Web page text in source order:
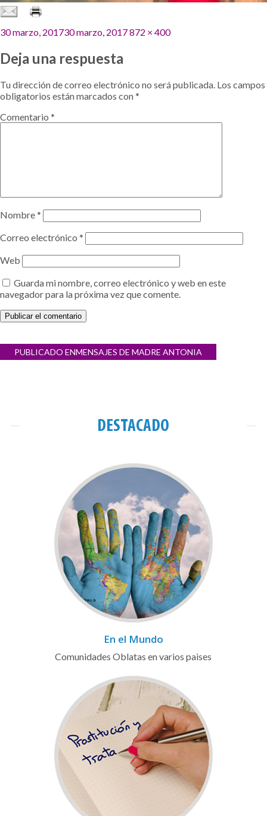
Publicado
30 marzo, 201730 marzo, 2017Tamaño
872 × 400
Deja una respuesta
Tu dirección de correo electrónico no será publicada. Los campos
obligatorios están marcados con*
Comentario *
Nombre*
Correo electrónico *
Web
Guarda mi nombre, correo electrónico y web en este
navegador para la próxima vez que comente.
Navegación
de
PUBLICADO ENMENSAJES DE MADRE ANTONIA
DESTACADO
En el Mundo
Comunidades Oblatas en varios paises